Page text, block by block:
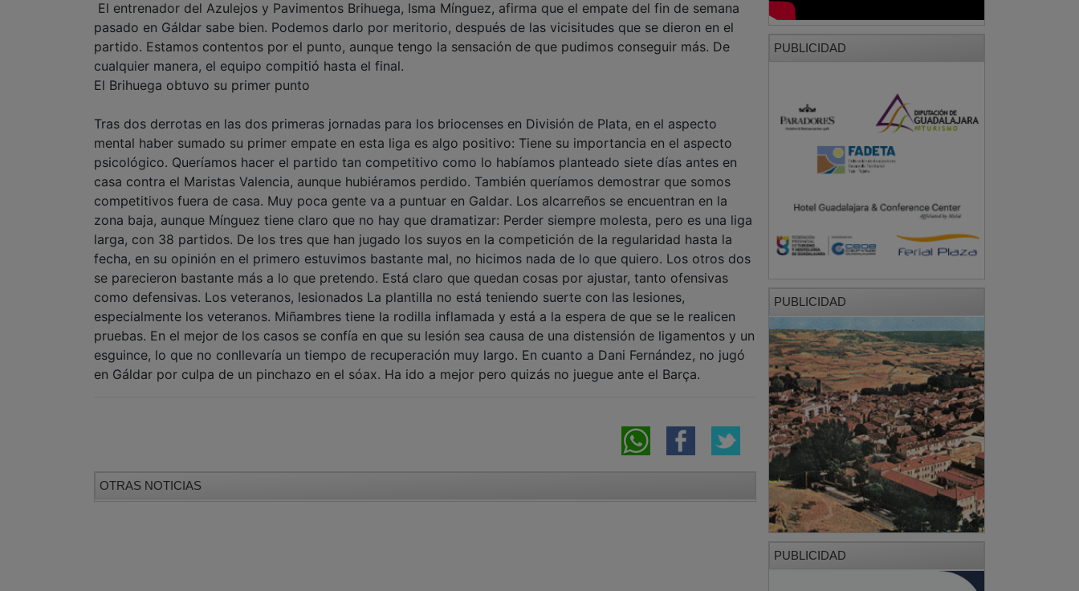
El entrenador del Azulejos y Pavimentos Brihuega, Isma Mínguez, afirma que el empate del fin de semana
pasado en Gáldar sabe bien. Podemos darlo por meritorio, después de las vicisitudes que se dieron en el
partido. Estamos contentos por el punto, aunque tengo la sensación de que pudimos conseguir más. De
cualquier manera, el equipo compitió hasta el final.
El Brihuega obtuvo su primer punto
Tras dos derrotas en las dos primeras jornadas para los briocenses en División de Plata, en el aspecto
mental haber sumado su primer empate en esta liga es algo positivo: Tiene su importancia en el aspecto
psicológico. Queríamos hacer el partido tan competitivo como lo habíamos planteado siete días antes en
casa contra el Maristas Valencia, aunque hubiéramos perdido. También queríamos demostrar que somos
competitivos fuera de casa. Muy poca gente va a puntuar en Galdar. Los alcarreños se encuentran en la
zona baja, aunque Mínguez tiene claro que no hay que dramatizar: Perder siempre molesta, pero es una liga
larga, con 38 partidos. De los tres que han jugado los suyos en la competición de la regularidad hasta la
fecha, en su opinión en el primero estuvimos bastante mal, no hicimos nada de lo que quiero. Los otros dos
se parecieron bastante más a lo que pretendo. Está claro que quedan cosas por ajustar, tanto ofensivas
como defensivas. Los veteranos, lesionados La plantilla no está teniendo suerte con las lesiones,
especialmente los veteranos. Miñambres tiene la rodilla inflamada y está a la espera de que se le realicen
pruebas. En el mejor de los casos se confía en que su lesión sea causa de una distensión de ligamentos y un
esguince, lo que no conllevaría un tiempo de recuperación muy largo. En cuanto a Dani Fernández, no jugó
en Gáldar por culpa de un pinchazo en el sóax. Ha ido a mejor pero quizás no juegue ante el Barça.
OTRAS NOTICIAS
PUBLICIDAD
PUBLICIDAD
PUBLICIDAD